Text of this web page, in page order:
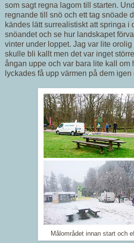
som sagt regna lagom till starten.
regnande till snö och ett tag snöade
kändes lätt surrealistiskt att springa i
snöandet och se hur landskapet
vinter under loppet. Jag var lite orolig
skulle bli kallt men det var inget
ångan uppe och var bara lite kall om
lyckades få upp värmen på dem
Målområdet innan start och